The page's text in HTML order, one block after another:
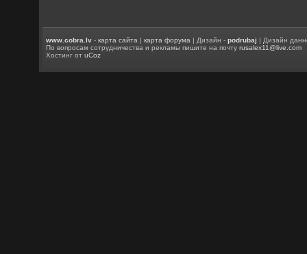
www.cobra.lv -карта сайта |карта форума | Дизайн -podrubaj | Дизайн
По вопросам сотрудничества и рекламы пишите на почтуrusalex11@live.com
Хостинг отuCoz